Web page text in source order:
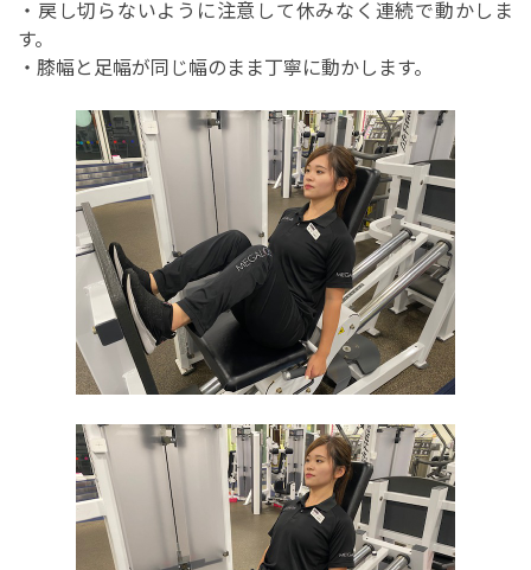
・戻し切らないように注意して休みなく連続で動かしま
す。
・膝幅と足幅が同じ幅のまま丁寧に動かします。